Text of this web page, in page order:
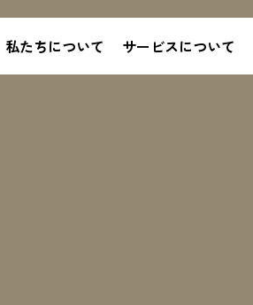
私たちについて サービスについて